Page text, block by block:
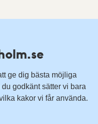
ge dig bästa möjliga
godkänt sätter vi bara
kakor vi får använda.